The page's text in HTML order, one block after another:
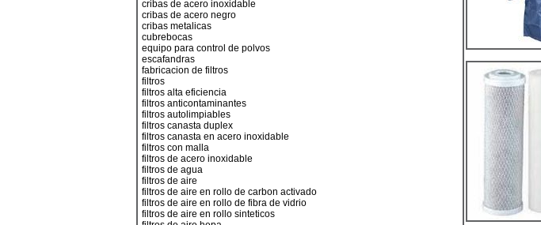
cribas de acero inoxidable
cribas de acero negro
cribas metalicas
cubrebocas
equipo para control de polvos
escafandras
fabricacion de filtros
filtros
filtros alta eficiencia
filtros anticontaminantes
filtros autolimpiables
filtros canasta duplex
filtros canasta en acero inoxidable
filtros con malla
filtros de acero inoxidable
filtros de agua
filtros de aire
filtros de aire en rollo de carbon activado
filtros de aire en rollo de fibra de vidrio
filtros de aire en rollo sinteticos